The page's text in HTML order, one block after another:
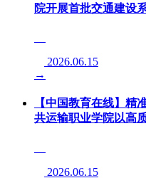
院开展首批交通建设
2026.06.15
→
【中国教育在线】精
共运输职业学院以高
2026.06.15